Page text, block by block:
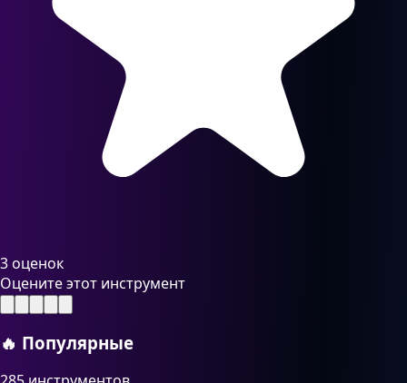
3 оценок
Оцените этот инструмент
🔥 Популярные